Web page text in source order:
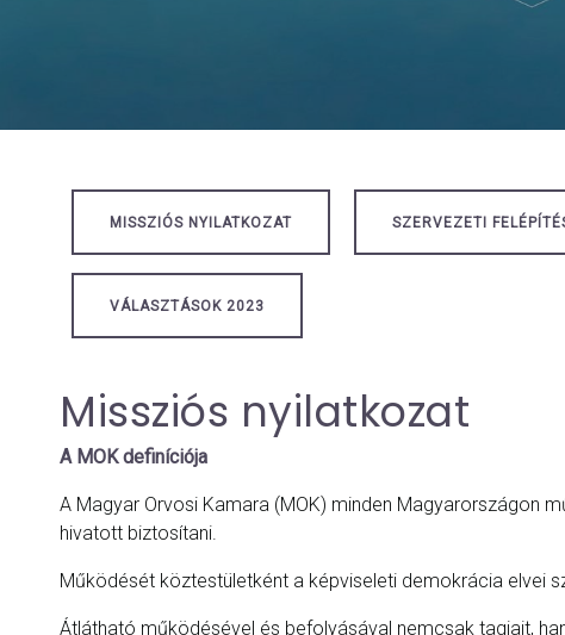
MISSZIÓS NYILATKOZAT SZERVEZETI
VÁLASZTÁSOK 2023
Missziós nyilatkozat
A MOK definíciója
A Magyar Orvosi Kamara (MOK) minden Magyarországon
hivatott biztosítani.
Működését köztestületként a képviseleti demokrácia elvei
Átlátható működésével és befolyásával nemcsak tagjait,